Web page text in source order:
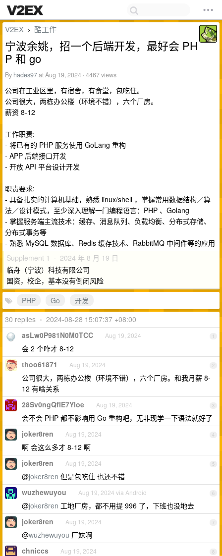
V2EX › 酷工作
宁波余姚，招一个后端开发，最好会 PH
P 和 go
By hades97at Aug 19, 2024 · 4467 views
公司在工业区里，有宿舍，有食堂，包吃住。
公司很大，两栋办公楼（环境不错），六个厂房。
薪资 8-12
工作职责:
- 将已有的 PHP 服务使用 GoLang 重构
- APP 后端接口开发
- 开放 API 平台设计开发
职责要求:
- 具备扎实的计算机基础，熟悉 linux/shell ，掌握常用数据结构／算
法／设计模式，至少深入理解一门编程语言：PHP 、Golang
- 掌握服务端主流技术：缓存、消息队列、负载均衡、分布式存储、
分布式事务等
- 熟悉 MySQL 数据库、Redis 缓存技术、RabbitMQ 中间件等的应用
Supplement 1 · 2024 年 8 月 19 日
临舟（宁波）科技有限公司
国资，校企，基本没有倒闭风险
PHP
Go
开发
30 replies • 2024-08-28 15:07:37 +08:00
1
asLw0P981N0M0TCC Aug 19, 2024
会 2 个咋才 8-12
2
thoo61871 Aug 19, 2024
公司很大，两栋办公楼（环境不错），六个厂房。和我月薪 8-
12 有啥关系
3
28Sv0ngQfIE7Yloe Aug 19, 2024
会不会 PHP 都不影响用 Go 重构吧，无非现学一下语法就好了
4
joker8ren Aug 19, 2024
啊 会这么多才 8-12 啊
5
joker8ren Aug 19, 2024
@joker8ren 但是包吃住 也还不错
6
wuzhewuyou Aug 19, 2024 via Android
@joker8ren 工地厂房，都不用提 996 了，下班也没地去
7
joker8ren Aug 19, 2024
@wuzhewuyou 厂妹啊
8
chniccs Aug 19, 2024